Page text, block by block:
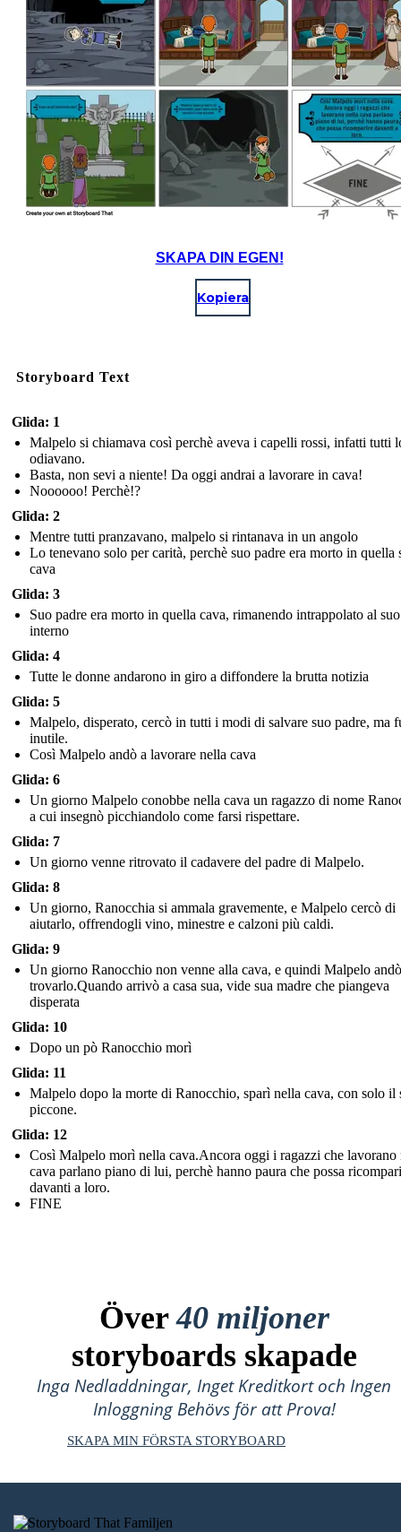
SKAPA DIN EGEN!
Kopiera
Storyboard Text
Glida: 1
Malpelo si chiamava così perchè aveva i capelli rossi, infatti tutti
odiavano.
Basta, non sevi a niente! Da oggi andrai a lavorare in cava!
Noooooo! Perchè!?
Glida: 2
Mentre tutti pranzavano, malpelo si rintanava in un angolo
Lo tenevano solo per carità, perchè suo padre era morto in quella
cava
Glida: 3
Suo padre era morto in quella cava, rimanendo intrappolato al suo
interno
Glida: 4
Tutte le donne andarono in giro a diffondere la brutta notizia
Glida: 5
Malpelo, disperato, cercò in tutti i modi di salvare suo padre, ma
inutile.
Così Malpelo andò a lavorare nella cava
Glida: 6
Un giorno Malpelo conobbe nella cava un ragazzo di nome
a cui insegnò picchiandolo come farsi rispettare.
Glida: 7
Un giorno venne ritrovato il cadavere del padre di Malpelo.
Glida: 8
Un giorno, Ranocchia si ammala gravemente, e Malpelo cercò di
aiutarlo, offrendogli vino, minestre e calzoni più caldi.
Glida: 9
Un giorno Ranocchio non venne alla cava, e quindi Malpelo
trovarlo.Quando arrivò a casa sua, vide sua madre che piangeva
disperata
Glida: 10
Dopo un pò Ranocchio morì
Glida: 11
Malpelo dopo la morte di Ranocchio, sparì nella cava, con solo il
piccone.
Glida: 12
Così Malpelo morì nella cava.Ancora oggi i ragazzi che lavorano
cava parlano piano di lui, perchè hanno paura che possa
davanti a loro.
FINE
Över40 miljoner
storyboards skapade
Inga Nedladdningar, Inget Kreditkort och Ingen
Inloggning Behövs för att Prova!
SKAPA MIN FÖRSTA STORYBOARD